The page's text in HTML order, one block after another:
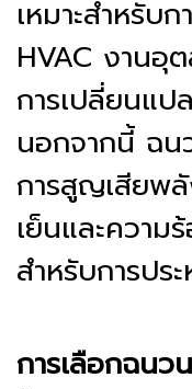
เหมาะสำหรับ
HVAC งานอุ
การเปลี่ยนแ
นอกจากนี้ ฉน
การสูญเสียพลั
เย็นและความ
สำหรับการปร
การเลือกฉนว